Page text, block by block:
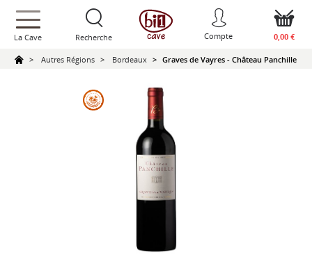
text.skipToContent
text.skipToNavigation
La Cave Recherche Compte 0,00 €
Autres Régions Bordeaux Graves de Vayres - Château Panchille